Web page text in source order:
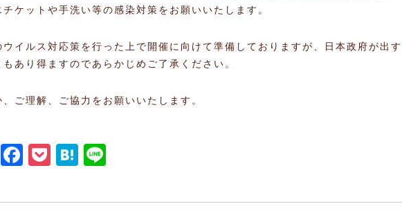
チケットや手洗い等の感染対策をお願いいたします。
ウイルス対応策を行った上で開催に向けて準備しておりますが、日本政府が出
もあり得ますのであらかじめご了承ください。
、ご理解、ご協力をお願いいたします。
Twitter
Facebook
PocketHatena